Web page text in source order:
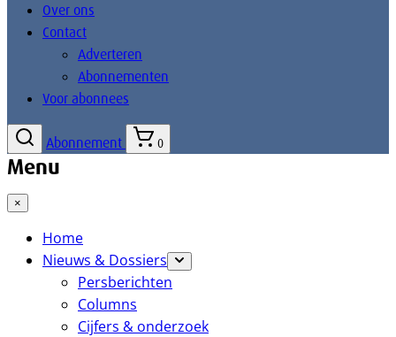
Over ons
Contact
Adverteren
Abonnementen
Voor abonnees
Abonnement 0
Menu
×
Home
Nieuws & Dossiers
Persberichten
Columns
Cijfers & onderzoek